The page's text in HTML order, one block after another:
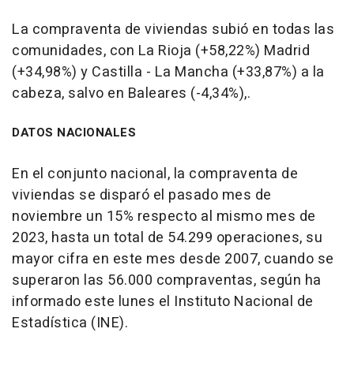
La compraventa de viviendas subió en todas las
comunidades, con La Rioja (+58,22%) Madrid
(+34,98%) y Castilla - La Mancha (+33,87%) a la
cabeza, salvo en Baleares (-4,34%),.
DATOS NACIONALES
En el conjunto nacional, la compraventa de
viviendas se disparó el pasado mes de
noviembre un 15% respecto al mismo mes de
2023, hasta un total de 54.299 operaciones, su
mayor cifra en este mes desde 2007, cuando se
superaron las 56.000 compraventas, según ha
informado este lunes el Instituto Nacional de
Estadística (INE).